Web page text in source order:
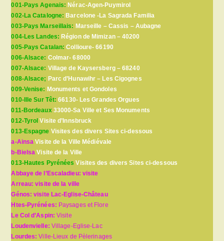
001-Pays Agenais: Nérac-Agen-Puymirol
002-La Catalogne: Barcelone -La Sagrada Familia
003-Pays Marseillais: Marseille – Cassis – Aubagne
004-Les Landes: Région de Mimizan – 40200
005-Pays Catalan:Collioure- 66190
006-Alsace: Colmar- 68000
007-Alsace: Village de Kaysersberg – 68240
008-Alsace; Parc d’Hunawihr – Les Cigognes
009-Venise: Monuments et Gondoles
010-Ille Sur Têt:66130- Les Grandes Orgues
011-Bordeaux33000-Sa Ville et Ses Monuments
012-Tyrol Visite d’Innsbruck
013-Espagne Visites des divers Sites ci-dessous
a-Ainsa Visite de la Ville Médiévale
b-Bielsa Visite de la Ville
013-Hautes Pyrénées Visites des divers Sites ci-dessous
Abbaye de l’Escaladieu: visite
Arreau: visite de la ville
Génos: visite Lac-Eglise-Château
Htes-Pyrénées: Paysages et Flore
Le Col d’Aspin:Visite
Loudenvielle: Village-Eglise-Lac
Lourdes:Ville-Lieux de Pèlerinages